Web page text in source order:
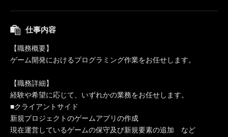
仕事内容
【職務概要】
ゲーム開発におけるプログラミング作業をお任せします。
【職務詳細】
経験や希望に応じて、いずれかの業務をお任せします。
■クライアントサイド
新規プロジェクトのゲームアプリの作成
現在運営しているゲームの保守及び新規要素の追加 など